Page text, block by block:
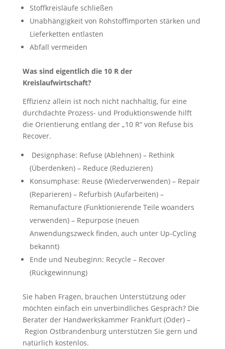
Stoffkreisläufe schließen
Unabhängigkeit von Rohstoffimporten stärken und
Lieferketten entlasten
Abfall vermeiden
Was sind eigentlich die 10 R der
Kreislaufwirtschaft?
Effizienz allein ist noch nicht nachhaltig, für eine
durchdachte Prozess- und Produktionswende hilft
die Orientierung entlang der „10 R“ von Refuse bis
Recover.
Designphase: Refuse (Ablehnen) – Rethink
(Überdenken) – Reduce (Reduzieren)
Konsumphase: Reuse (Wiederverwenden) – Repair
(Reparieren) – Refurbish (Aufarbeiten) –
Remanufacture (Funktionierende Teile woanders
verwenden) – Repurpose (neuen
Anwendungszweck finden, auch unter Up-Cycling
bekannt)
Ende und Neubeginn: Recycle – Recover
(Rückgewinnung)
Sie haben Fragen, brauchen Unterstützung oder
möchten einfach ein unverbindliches Gespräch? Die
Berater der Handwerkskammer Frankfurt (Oder) –
Region Ostbrandenburg unterstützen Sie gern und
natürlich kostenlos.